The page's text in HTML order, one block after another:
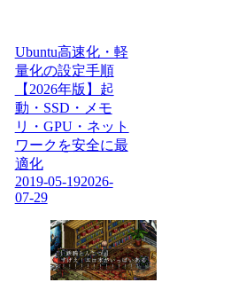
Ubuntu高速化・軽
量化の設定手順
【2026年版】起
動・SSD・メモ
リ・GPU・ネット
ワークを安全に最
適化
2019-05-192026-
07-29